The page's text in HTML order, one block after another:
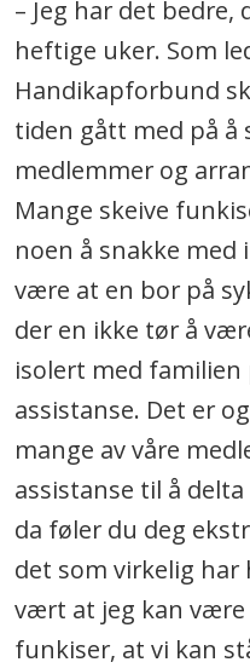
– Jeg har det
heftige uker. Som
Handikapforbund
tiden gått med på å
medlemmer og
Mange skeive
noen å snakke
være at en bor på
der en ikke tør å
isolert med
assistanse. Det er
mange av våre
assistanse til å
da føler du deg
det som virkelig
vært at jeg kan være
funkiser, at vi kan